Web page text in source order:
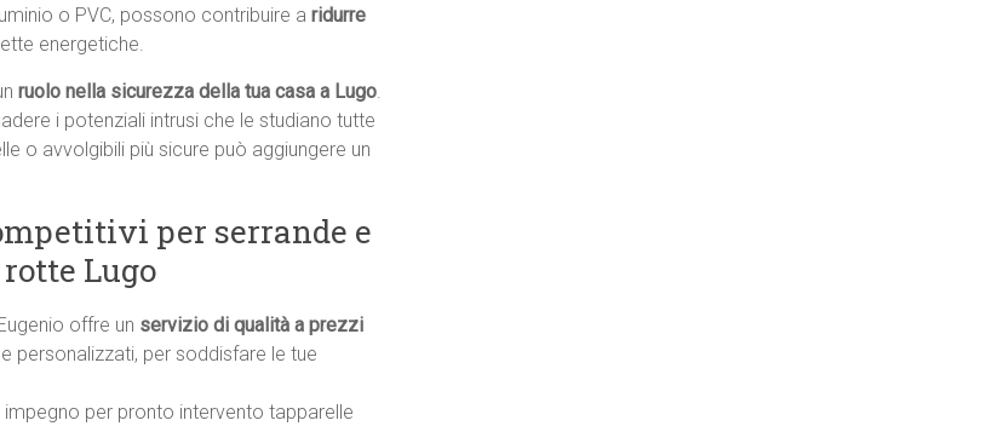
o PVC, possono contribuire a ridurre
energetiche.
ruolo nella sicurezza della tua casa a Lugo.
i potenziali intrusi che le studiano tutte
o avvolgibili più sicure può aggiungere un
per serrande e
Lugo
offre un servizio di qualità a prezzi
personalizzati, per soddisfare le tue
per pronto intervento tapparelle